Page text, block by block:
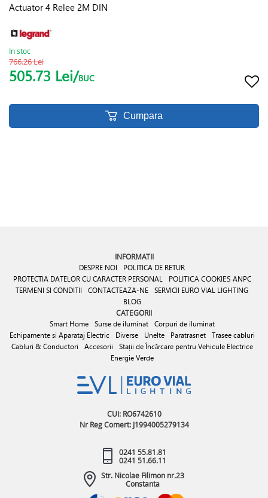
Actuator 4 Relee 2M DIN
In stoc
766.26 Lei
505.73 Lei/BUC
Cumpara
INFORMATII
DESPRE NOI
POLITICA DE RETUR
PROTECTIA DATELOR CU CARACTER PERSONAL
POLITICA COOKIES ANPC
TERMENI SI CONDITII
CONTACTEAZA-NE SERVICII EURO VIAL LIGHTING
BLOG
CATEGORII
Smart Home Surse de iluminat
Corpuri de iluminat
Echipamente si Aparataj Electric
Diverse Unelte Paratrasnet
Trasee cabluri
Cabluri & Conductori
Accesorii
Stații de Încărcare pentru Vehicule Electrice
Energie Verde
CUI: RO6742610
Nr Reg Comert: J1994005279134
0241 55.81.81
0241 51.66.11
Str. Nicolae Filimon nr.23
Constanta